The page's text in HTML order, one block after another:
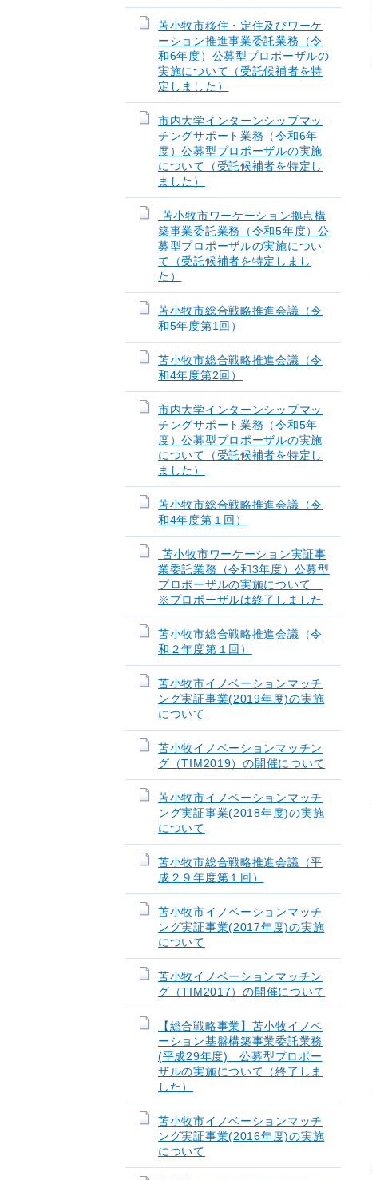
苫小牧市移住・定住及びワーケ
ーション推進事業委託業務（令
和6年度）公募型プロポーザルの
実施について（受託候補者を特
定しました）
市内大学インターンシップマッ
チングサポート業務（令和6年
度）公募型プロポーザルの実施
について（受託候補者を特定し
ました）
苫小牧市ワーケーション拠点構
築事業委託業務（令和5年度）公
募型プロポーザルの実施につい
て（受託候補者を特定しまし
た）
苫小牧市総合戦略推進会議（令
和5年度第1回）
苫小牧市総合戦略推進会議（令
和4年度第2回）
市内大学インターンシップマッ
チングサポート業務（令和5年
度）公募型プロポーザルの実施
について（受託候補者を特定し
ました）
苫小牧市総合戦略推進会議（令
和4年度第１回）
苫小牧市ワーケーション実証事
業委託業務（令和3年度）公募型
プロポーザルの実施について
※プロポーザルは終了しました
苫小牧市総合戦略推進会議（令
和２年度第１回）
苫小牧市イノベーションマッチ
ング実証事業(2019年度)の実施
について
苫小牧イノベーションマッチン
グ（TIM2019）の開催について
苫小牧市イノベーションマッチ
ング実証事業(2018年度)の実施
について
苫小牧市総合戦略推進会議（平
成２９年度第１回）
苫小牧市イノベーションマッチ
ング実証事業(2017年度)の実施
について
苫小牧イノベーションマッチン
グ（TIM2017）の開催について
【総合戦略事業】苫小牧イノベ
ーション基盤構築事業委託業務
(平成29年度) 公募型プロポー
ザルの実施について（終了しま
した）
苫小牧市イノベーションマッチ
ング実証事業(2016年度)の実施
について